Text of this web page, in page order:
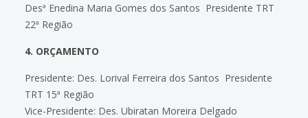
Desª Enedina Maria Gomes dos Santos  Presidente TRT
22ª Região
4. ORÇAMENTO
Presidente: Des. Lorival Ferreira dos Santos  Presidente
TRT 15ª Região
Vice-Presidente: Des. Ubiratan Moreira Delgado 